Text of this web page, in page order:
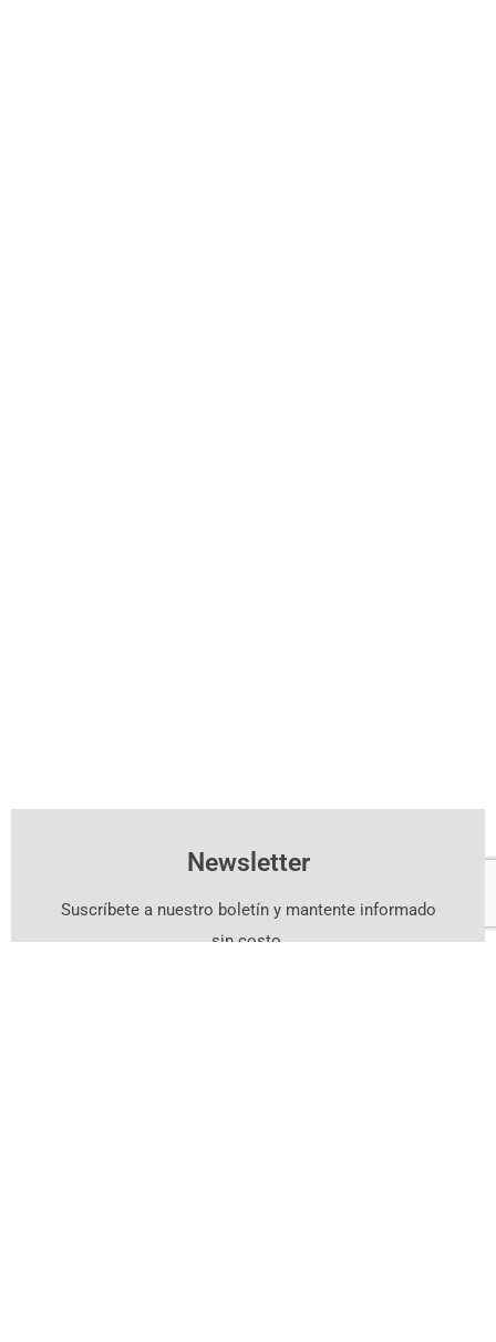
Newsletter
Suscríbete a nuestro boletín y mantente informado
sin costo.